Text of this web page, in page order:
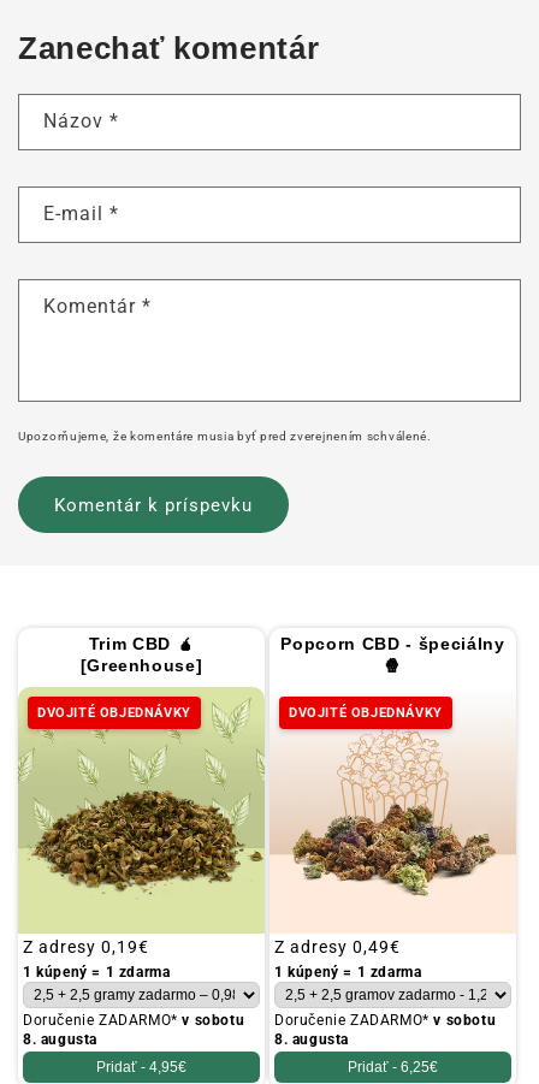
Zanechať komentár
Názov *
E-mail *
Komentár *
Upozorňujeme, že komentáre musia byť pred zverejnením schválené.
Trim CBD 🧉
[Greenhouse]
DVOJITÉ OBJEDNÁVKY
Obvyklá
cena
Z adresy 0,19€
1 kúpený = 1 zdarma
Doručenie ZADARMO*v sobotu
8. augusta
Pridať - 4,95€
Popcorn CBD - špeciálny
🍿
DVOJITÉ OBJEDNÁVKY
Obvyklá
cena
Z adresy 0,49€
1 kúpený = 1 zdarma
Doručenie ZADARMO*v sobotu
8. augusta
Pridať - 6,25€